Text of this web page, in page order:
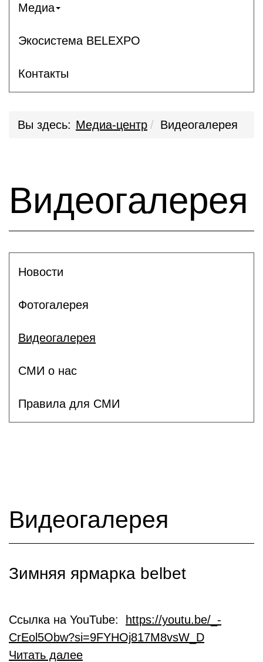
Медиа
Экосистема BELEXPO
Контакты
Вы здесь: Медиа-центр Видеогалерея
Видеогалерея
Новости
Фотогалерея
Видеогалерея
СМИ о нас
Правила для СМИ
Видеогалерея
Зимняя ярмарка belbet
Ссылка на YouTube:
https://youtu.be/_-
CrEol5Obw?si=9FYHOj817M8vsW_D
Читать далее